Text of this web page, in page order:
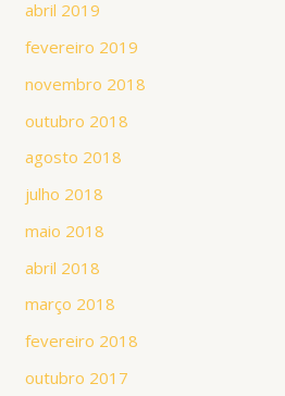
abril 2019
fevereiro 2019
novembro 2018
outubro 2018
agosto 2018
julho 2018
maio 2018
abril 2018
março 2018
fevereiro 2018
outubro 2017